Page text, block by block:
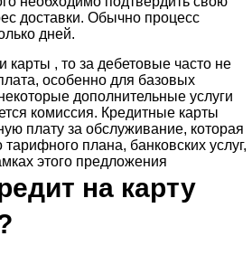
доставки. Обычно процесс
дней.
карты , то за дебетовые часто не
особенно для базовых
дополнительные услуги
комиссия. Кредитные карты
плату за обслуживание, которая
плана, банковских услуг,
этого предложения
на карту